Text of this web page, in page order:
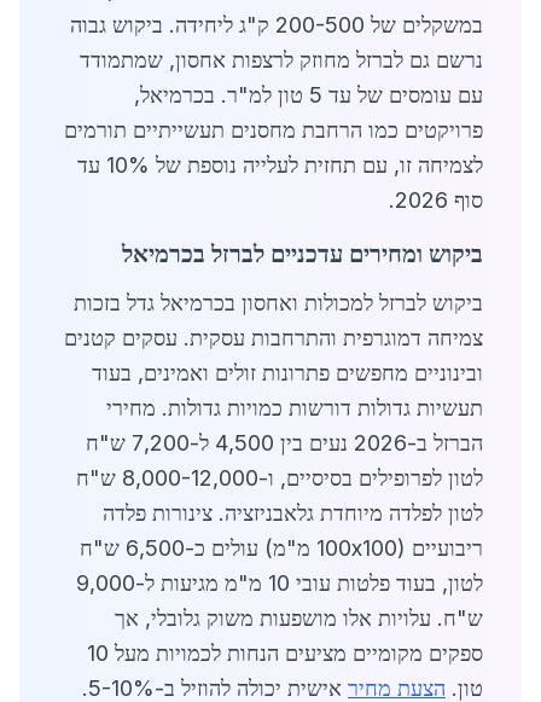
במשקלים של 200-500 ק"ג ליחידה. ביקוש גבוה
נרשם גם לברזל מחוזק לרצפות אחסון, שמתמודד
עם עומסים של עד 5 טון למ"ר. בכרמיאל,
פרויקטים כמו הרחבת מחסנים תעשייתיים תורמים
לצמיחה זו, עם תחזית לעלייה נוספת של 10% עד
סוף 2026.
ביקוש ומחירים עדכניים לברזל בכרמיאל
ביקוש לברזל למכולות ואחסון בכרמיאל גדל בזכות
צמיחה דמוגרפית והתרחבות עסקית. עסקים קטנים
ובינוניים מחפשים פתרונות זולים ואמינים, בעוד
תעשיות גדולות דורשות כמויות גדולות. מחירי
הברזל ב-2026 נעים בין 4,500 ל-7,200 ש"ח
לטון לפרופילים בסיסיים, ו-8,000-12,000 ש"ח
לטון לפלדה מיוחדת גלאבניזציה. צינורות פלדה
ריבועיים (100x100 מ"מ) עולים כ-6,500 ש"ח
לטון, בעוד פלטות עובי 10 מ"מ מגיעות ל-9,000
ש"ח. עלויות אלו מושפעות משוק גלובלי, אך
ספקים מקומיים מציעים הנחות לכמויות מעל 10
טון. הצעת מחיר אישית יכולה להוזיל ב-5-10%.